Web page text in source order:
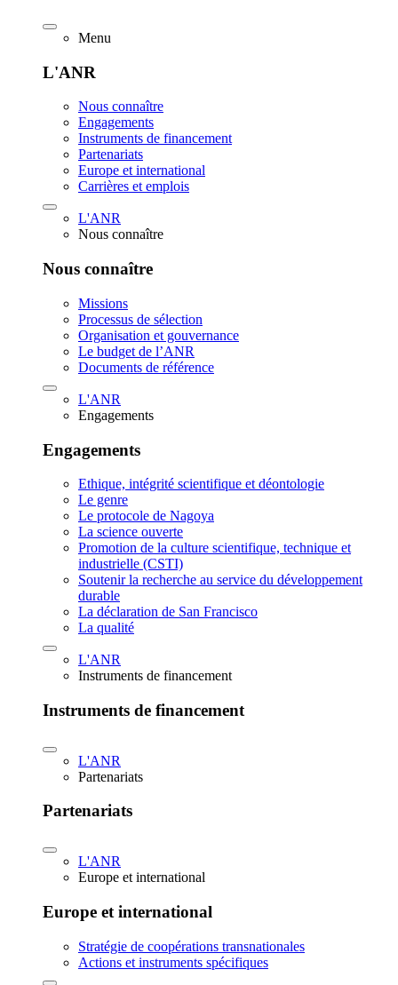
Menu
L'ANR
Nous connaître
Engagements
Instruments de financement
Partenariats
Europe et international
Carrières et emplois
L'ANR
Nous connaître
Nous connaître
Missions
Processus de sélection
Organisation et gouvernance
Le budget de l’ANR
Documents de référence
L'ANR
Engagements
Engagements
Ethique, intégrité scientifique et déontologie
Le genre
Le protocole de Nagoya
La science ouverte
Promotion de la culture scientifique, technique et
industrielle (CSTI)
Soutenir la recherche au service du développement
durable
La déclaration de San Francisco
La qualité
L'ANR
Instruments de financement
Instruments de financement
L'ANR
Partenariats
Partenariats
L'ANR
Europe et international
Europe et international
Stratégie de coopérations transnationales
Actions et instruments spécifiques